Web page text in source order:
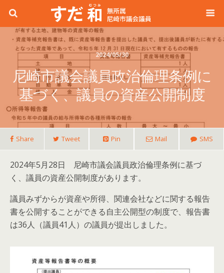
2024/05/30
尼崎市議会議員政治倫理条例に
基づく、議員の資産公開制度
Share Tweet Pin Mail SMS
2024年5月28日 尼崎市議会議員政治倫理条例に基づ
く、議員の資産公開制度があります。
議員みずからが資産や所得、関連会社などに関する報告
書を公開することができる自主公開型の制度で、報告書
は36人（議員41人）の議員が提出しました。